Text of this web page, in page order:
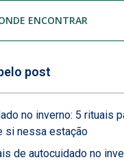
ENCONTRAR
post
no inverno: 5 rituais
si nessa estação
de autocuidado no